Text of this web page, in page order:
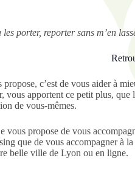
les porter, reporter sans m’en
propose, c’est de vous aider à
vous apportent ce petit plus,
de vous-mêmes.
vous propose de vous
que de vous accompagner à
belle ville de Lyon ou en ligne.